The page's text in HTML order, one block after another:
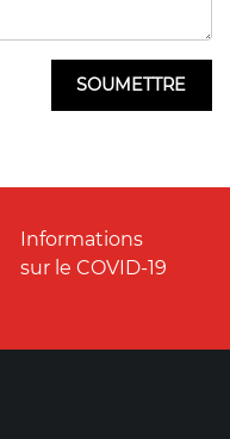
Informations
sur le COVID-19